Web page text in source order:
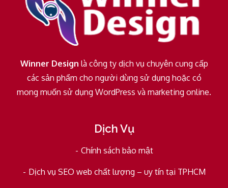
Winner Design là công ty dịch vụ chuyên cung cấp
các sản phẩm cho người dùng sử dụng hoặc có
mong muốn sử dụng WordPress và marketing online.
Dịch Vụ
Chính sách bảo mật
Dịch vụ SEO web chất lượng – uy tín tại TPHCM